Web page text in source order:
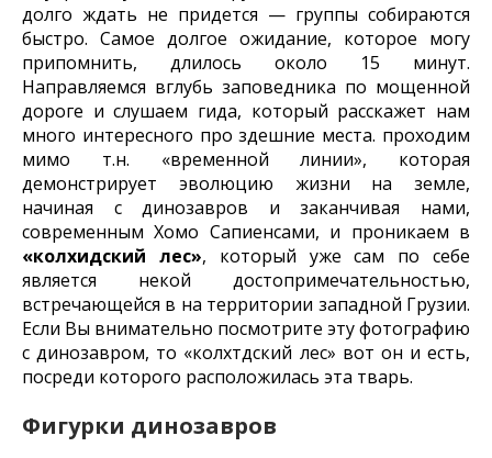
долго ждать не придется — группы собираются
быстро. Самое долгое ожидание, которое могу
припомнить, длилось около 15 минут.
Направляемся вглубь заповедника по мощенной
дороге и слушаем гида, который расскажет нам
много интересного про здешние места. проходим
мимо т.н. «временной линии», которая
демонстрирует эволюцию жизни на земле,
начиная с динозавров и заканчивая нами,
современным Хомо Сапиенсами, и проникаем в
«колхидский лес», который уже сам по себе
является некой достопримечательностью,
встречающейся в на территории западной Грузии.
Если Вы внимательно посмотрите эту фотографию
с динозавром, то «колхтдский лес» вот он и есть,
посреди которого расположилась эта тварь.
Фигурки динозавров